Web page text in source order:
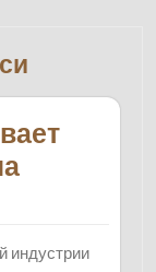
индустрии